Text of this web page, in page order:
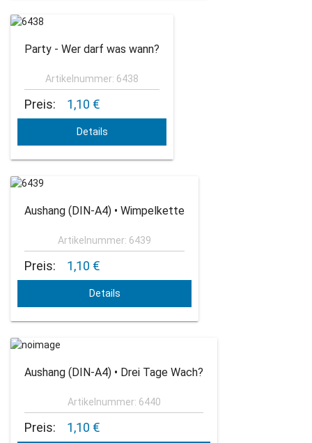
Party - Wer darf was wann?
Artikelnummer: 6438
Preis: 1,10 €
Details
Aushang (DIN-A4) • Wimpelkette
Artikelnummer: 6439
Preis: 1,10 €
Details
Aushang (DIN-A4) • Drei Tage Wach?
Artikelnummer: 6440
Preis: 1,10 €